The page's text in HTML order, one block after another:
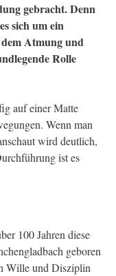
gebracht. Denn
sich um ein
Atmung und
Rolle
auf einer Matte
Wenn man
wird deutlich,
ist es
100 Jahren diese
geboren
Wille und Disziplin